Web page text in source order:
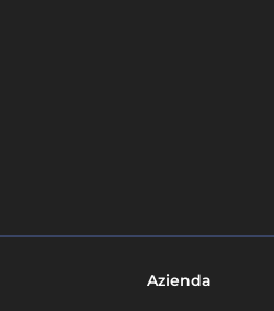
Azienda